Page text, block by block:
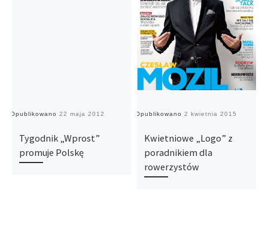
Opublikowano 22 maja 2012
Tygodnik „Wprost”
promuje Polskę
Opublikowano 2 kwietnia 2015
Kwietniowe „Logo” z
poradnikiem dla
rowerzystów